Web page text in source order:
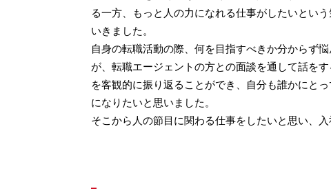
る一方、もっと人の力になれる仕事がしたいとい
いきました。
自身の転職活動の際、何を目指すべきか分からず
が、転職エージェントの方との面談を通して話を
を客観的に振り返ることができ、自分も誰かにと
になりたいと思いました。
そこから人の節目に関わる仕事をしたいと思い、入